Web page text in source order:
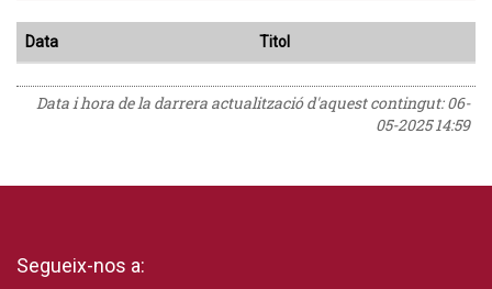
Data Titol
Data i hora de la darrera actualització d'aquest contingut:06-
05-2025 14:59
Segueix-nos a: